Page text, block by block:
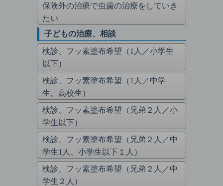
保険外の治療で虫歯の治療をしていき
たい
子どもの治療、相談
検診、フッ素塗布希望（1人／小学生
以下）
検診、フッ素塗布希望（1人／中学
生、高校生）
検診、フッ素塗布希望（兄弟２人／小
学生以下）
検診、フッ素塗布希望（兄弟２人／中
学生1人、小学生以下１人）
検診、フッ素塗布希望（兄弟２人／中
学生２人）